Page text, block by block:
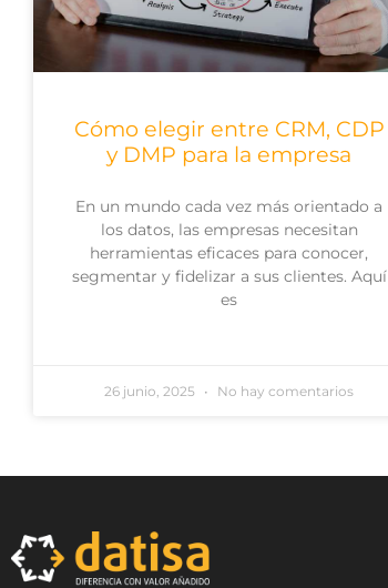
Cómo elegir entre CRM, CDP
y DMP para la empresa
En un mundo cada vez más orientado a
los datos, las empresas necesitan
herramientas eficaces para conocer,
segmentar y fidelizar a sus clientes. Aquí
es
26 junio, 2025 No hay comentarios